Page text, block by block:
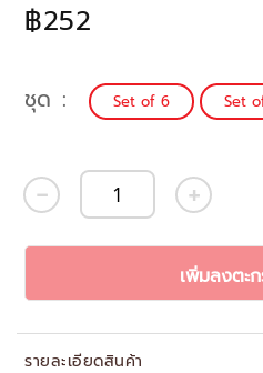
฿252
ชุด Set of 6 Set
เพิ่มลงตะ
รายละเอียดสินค้า